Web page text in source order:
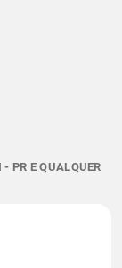
PR E QUALQUER